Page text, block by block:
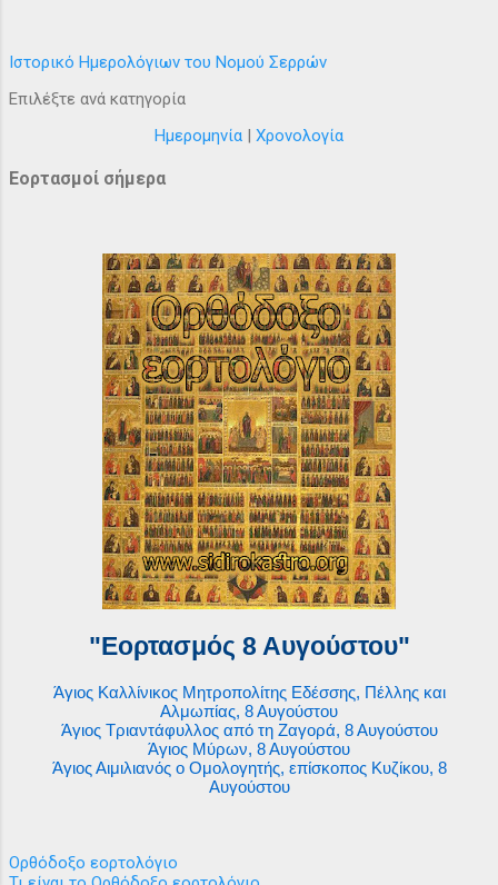
Ιστορικό Ημερολόγιων του Νομού Σερρών
Επιλέξτε ανά κατηγορία
Ημερομηνία | Χρονολογία
Εορτασμοί σήμερα
"Εορτασμός 8 Αυγούστου"
Άγιος Καλλίνικος Μητροπολίτης Εδέσσης, Πέλλης και
Αλμωπίας, 8 Αυγούστου
Άγιος Τριαντάφυλλος από τη Ζαγορά, 8 Αυγούστου
Άγιος Μύρων, 8 Αυγούστου
Άγιος Αιμιλιανός ο Ομολογητής, επίσκοπος Κυζίκου, 8
Αυγούστου
Ορθόδοξο εορτολόγιο